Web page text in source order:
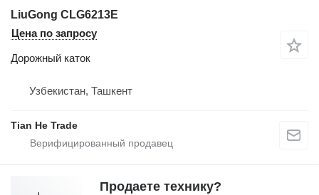
LiuGong CLG6213E
Цена по запросу
Дорожный каток
Узбекистан, Ташкент
Tian He Trade
Продаете технику?